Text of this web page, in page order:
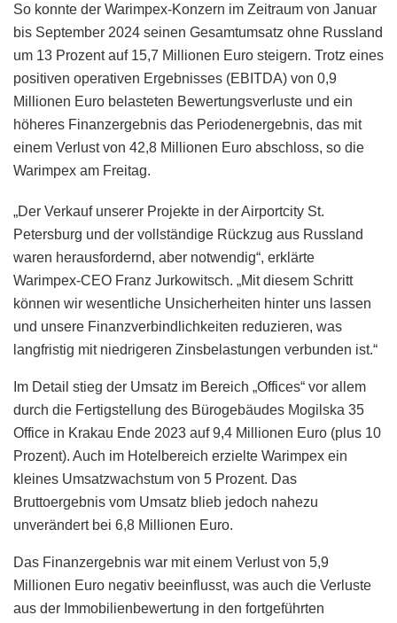
So konnte der Warimpex-Konzern im Zeitraum von Januar
bis September 2024 seinen Gesamtumsatz ohne Russland
um 13 Prozent auf 15,7 Millionen Euro steigern. Trotz eines
positiven operativen Ergebnisses (EBITDA) von 0,9
Millionen Euro belasteten Bewertungsverluste und ein
höheres Finanzergebnis das Periodenergebnis, das mit
einem Verlust von 42,8 Millionen Euro abschloss, so die
Warimpex am Freitag.
„Der Verkauf unserer Projekte in der Airportcity St.
Petersburg und der vollständige Rückzug aus Russland
waren herausfordernd, aber notwendig“, erklärte
Warimpex-CEO Franz Jurkowitsch. „Mit diesem Schritt
können wir wesentliche Unsicherheiten hinter uns lassen
und unsere Finanzverbindlichkeiten reduzieren, was
langfristig mit niedrigeren Zinsbelastungen verbunden ist.“
Im Detail stieg der Umsatz im Bereich „Offices“ vor allem
durch die Fertigstellung des Bürogebäudes Mogilska 35
Office in Krakau Ende 2023 auf 9,4 Millionen Euro (plus 10
Prozent). Auch im Hotelbereich erzielte Warimpex ein
kleines Umsatzwachstum von 5 Prozent. Das
Bruttoergebnis vom Umsatz blieb jedoch nahezu
unverändert bei 6,8 Millionen Euro.
Das Finanzergebnis war mit einem Verlust von 5,9
Millionen Euro negativ beeinflusst, was auch die Verluste
aus der Immobilienbewertung in den fortgeführten